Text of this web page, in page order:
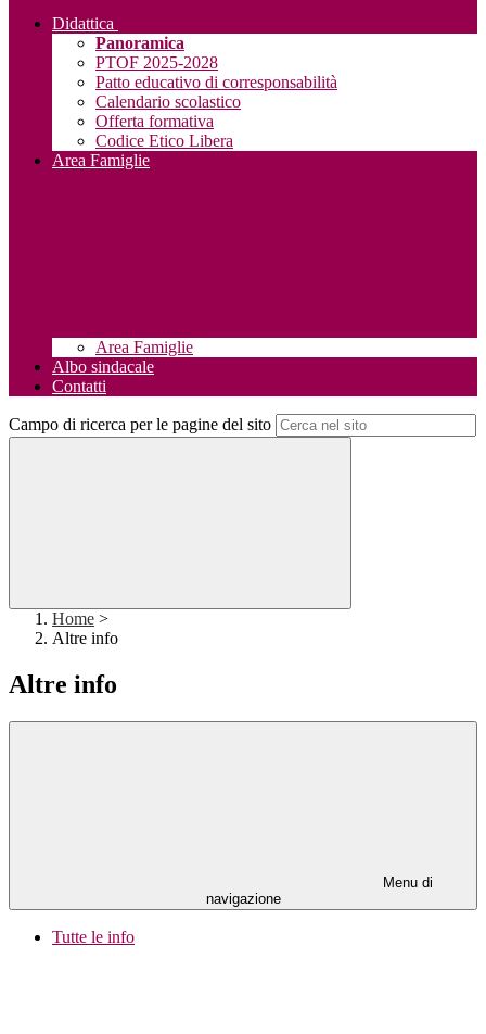
Didattica
Panoramica
PTOF 2025-2028
Patto educativo di corresponsabilità
Calendario scolastico
Offerta formativa
Codice Etico Libera
Area Famiglie
Area Famiglie
Albo sindacale
Contatti
Campo di ricerca per le pagine del sito
Home >
Altre info
Altre info
Menu di
navigazione
Tutte le info